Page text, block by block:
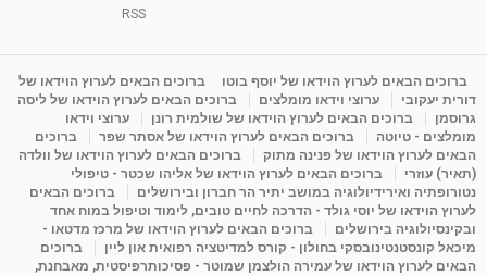
RSS
ברוכים הבאים לערוץ הוידאו של יוסף בוטו
ברוכים הבאים לערוץ הוידאו של
דורית יעקובי
ערוצי וידאו מומלצים
ברוכים הבאים לערוץ הוידאו של ליסה
גרוסמן
ברוכים הבאים לערוץ הוידאו של שולמית רונן
ערוצי וידאו
מומלצים - טיוטה
ברוכים הבאים לערוץ הוידאו של אסתר שפר
ברוכים
הבאים לערוץ הוידאו של פנינה מתוק
ברוכים הבאים לערוץ הוידאו של וולדה
(תאיר) עוזרי
ברוכים הבאים לערוץ הוידאו של אליהו שכטר - טיפולי
נטורופתיה ואירידיולוגיה במושב יתיר הר חברון ובירושלים
ברוכים הבאים
לערוץ הוידאו של יוסי גולד - הדרכה לחיים טובים, לימוד וטיפול במוח אחד
ובקינסיולוגיה בירושלים
ברוכים הבאים לערוץ הוידאו של מרכז מדטאו -
מיכאל קונסטנטינובסקי בחולון - קורס למדיטציה רפואית און ליין
ברוכים
הבאים לערוץ הוידאו של עמירה הולצמן שמוטר - פסיכותרפיסטית, מאבחנת,